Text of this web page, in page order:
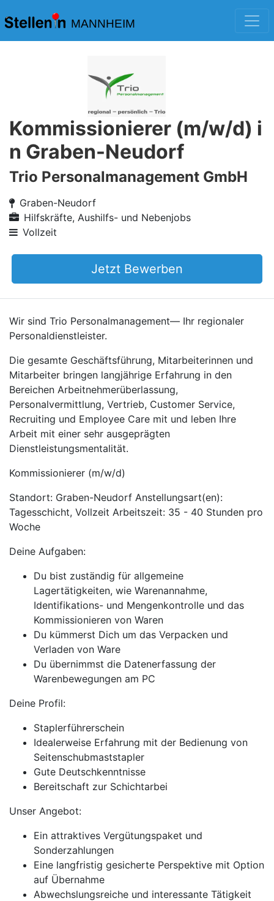
MANNHEIM
Kommissionierer (m/w/d) i
n Graben-Neudorf
Trio Personalmanagement GmbH
Graben-Neudorf
Hilfskräfte, Aushilfs- und Nebenjobs
Vollzeit
Jetzt Bewerben
Wir sind Trio Personalmanagement— Ihr regionaler
Personaldienstleister.
Die gesamte Geschäftsführung, Mitarbeiterinnen und
Mitarbeiter bringen langjährige Erfahrung in den
Bereichen Arbeitnehmerüberlassung,
Personalvermittlung, Vertrieb, Customer Service,
Recruiting und Employee Care mit und leben Ihre
Arbeit mit einer sehr ausgeprägten
Dienstleistungsmentalität.
Kommissionierer (m/w/d)
Standort: Graben-Neudorf Anstellungsart(en):
Tagesschicht, Vollzeit Arbeitszeit: 35 - 40 Stunden pro
Woche
Deine Aufgaben:
Du bist zuständig für allgemeine
Lagertätigkeiten, wie Warenannahme,
Identifikations- und Mengenkontrolle und das
Kommissionieren von Waren
Du kümmerst Dich um das Verpacken und
Verladen von Ware
Du übernimmst die Datenerfassung der
Warenbewegungen am PC
Deine Profil:
Staplerführerschein
Idealerweise Erfahrung mit der Bedienung von
Seitenschubmaststapler
Gute Deutschkenntnisse
Bereitschaft zur Schichtarbei
Unser Angebot:
Ein attraktives Vergütungspaket und
Sonderzahlungen
Eine langfristig gesicherte Perspektive mit Option
auf Übernahme
Abwechslungsreiche und interessante Tätigkeit